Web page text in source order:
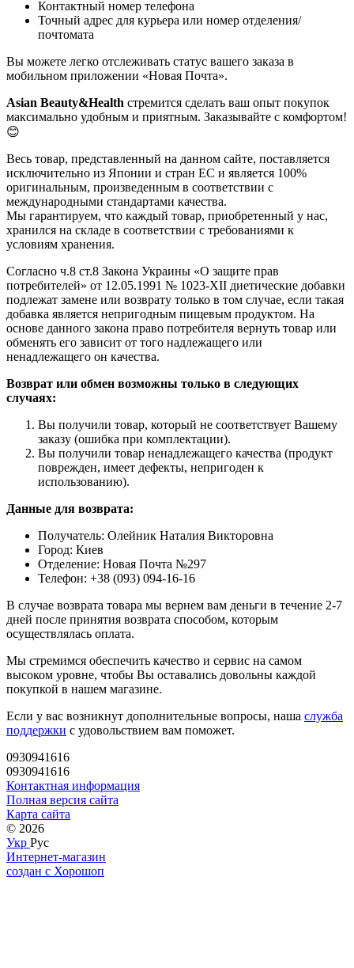
Контактный номер телефона
Точный адрес для курьера или номер отделения/
почтомата
Вы можете легко отслеживать статус вашего заказа в
мобильном приложении «Новая Почта».
Asian Beauty&Health стремится сделать ваш опыт покупок
максимально удобным и приятным. Заказывайте с комфортом!
😊
Весь товар, представленный на данном сайте, поставляется
исключительно из Японии и стран ЕС и является 100%
оригинальным, произведенным в соответствии с
международными стандартами качества.
Мы гарантируем, что каждый товар, приобретенный у нас,
хранился на складе в соответствии с требованиями к
условиям хранения.
Согласно ч.8 ст.8 Закона Украины «О защите прав
потребителей» от 12.05.1991 № 1023-ХII диетические добавки
подлежат замене или возврату только в том случае, если такая
добавка является непригодным пищевым продуктом. На
основе данного закона право потребителя вернуть товар или
обменять его зависит от того надлежащего или
ненадлежащего он качества.
Возврат или обмен возможны только в следующих
случаях:
Вы получили товар, который не соответствует Вашему
заказу (ошибка при комплектации).
Вы получили товар ненадлежащего качества (продукт
поврежден, имеет дефекты, непригоден к
использованию).
Данные для возврата:
Получатель: Олейник Наталия Викторовна
Город: Киев
Отделение: Новая Почта №297
Телефон: +38 (093) 094-16-16
В случае возврата товара мы вернем вам деньги в течение 2-7
дней после принятия возврата способом, которым
осуществлялась оплата.
Мы стремимся обеспечить качество и сервис на самом
высоком уровне, чтобы Вы оставались довольны каждой
покупкой в нашем магазине.
Если у вас возникнут дополнительные вопросы, наша служба
поддержки с удовольствием вам поможет.
0930941616
0930941616
Контактная информация
Полная версия сайта
Карта сайта
© 2026
Укр Рус
Интернет-магазин
создан с Хорошоп